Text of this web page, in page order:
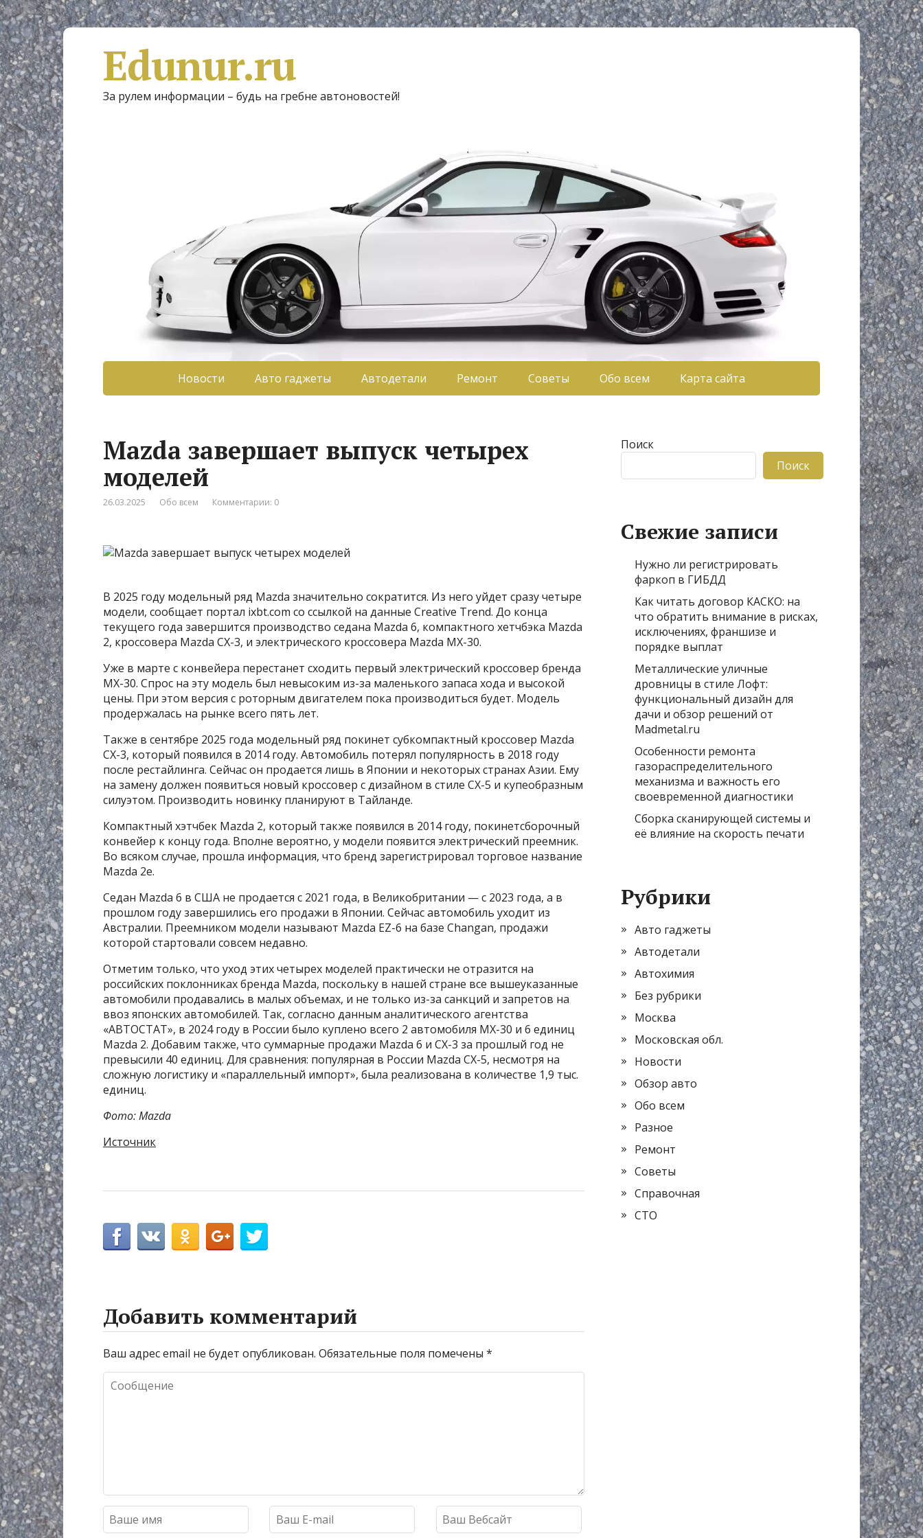
Edunur.ru
За рулем информации – будь на гребне автоновостей!
Новости Авто гаджеты Автодетали Ремонт Советы Обо всем Карта сайта
Mazda завершает выпуск четырех
моделей
26.03.2025 Обо всем Комментарии: 0
В 2025 году модельный ряд Mazda значительно сократится. Из него уйдет сразу четыре
модели, сообщает портал ixbt.com со ссылкой на данные Creative Trend. До конца
текущего года завершится производство седана Mazda 6, компактного хетчбэка Mazda
2, кроссовера Mazda CX-3, и электрического кроссовера Mazda MX-30.
Уже в марте с конвейера перестанет сходить первый электрический кроссовер бренда
MX-30. Спрос на эту модель был невысоким из-за маленького запаса хода и высокой
цены. При этом версия с роторным двигателем пока производиться будет. Модель
продержалась на рынке всего пять лет.
Также в сентябре 2025 года модельный ряд покинет субкомпактный кроссовер Mazda
CX-3, который появился в 2014 году. Автомобиль потерял популярность в 2018 году
после рестайлинга. Сейчас он продается лишь в Японии и некоторых странах Азии. Ему
на замену должен появиться новый кроссовер с дизайном в стиле CX-5 и купеобразным
силуэтом. Производить новинку планируют в Тайланде.
Компактный хэтчбек Mazda 2, который также появился в 2014 году, покинетсборочный
конвейер к концу года. Вполне вероятно, у модели появится электрический преемник.
Во всяком случае, прошла информация, что бренд зарегистрировал торговое название
Mazda 2e.
Седан Mazda 6 в США не продается с 2021 года, в Великобритании — с 2023 года, а в
прошлом году завершились его продажи в Японии. Сейчас автомобиль уходит из
Австралии. Преемником модели называют Mazda EZ-6 на базе Changan, продажи
которой стартовали совсем недавно.
Отметим только, что уход этих четырех моделей практически не отразится на
российских поклонниках бренда Mazda, поскольку в нашей стране все вышеуказанные
автомобили продавались в малых объемах, и не только из-за санкций и запретов на
ввоз японских автомобилей. Так, согласно данным аналитического агентства
«АВТОСТАТ», в 2024 году в России было куплено всего 2 автомобиля MX-30 и 6 единиц
Mazda 2. Добавим также, что суммарные продажи Mazda 6 и CX-3 за прошлый год не
превысили 40 единиц. Для сравнения: популярная в России Mazda CX-5, несмотря на
сложную логистику и «параллельный импорт», была реализована в количестве 1,9 тыс.
единиц.
Фото: Mazda
Источник
Добавить комментарий
Ваш адрес email не будет опубликован. Обязательные поля помечены *
Поиск
Поиск
Свежие записи
Нужно ли регистрировать
фаркоп в ГИБДД
Как читать договор КАСКО: на
что обратить внимание в рисках,
исключениях, франшизе и
порядке выплат
Металлические уличные
дровницы в стиле Лофт:
функциональный дизайн для
дачи и обзор решений от
Madmetal.ru
Особенности ремонта
газораспределительного
механизма и важность его
своевременной диагностики
Сборка сканирующей системы и
её влияние на скорость печати
Рубрики
Авто гаджеты
Автодетали
Автохимия
Без рубрики
Москва
Московская обл.
Новости
Обзор авто
Обо всем
Разное
Ремонт
Советы
Справочная
СТО